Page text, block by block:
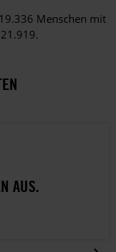
Menschen mit
AUS.